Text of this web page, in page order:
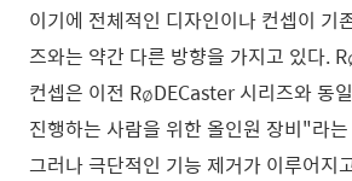
이기에 전체적인 디자인이나 컨셉이 기
즈와는 약간 다른 방향을 가지고 있다.
컨셉은 이전 RøDECaster 시리즈와 동
진행하는 사람을 위한 올인원 장비"라
그러나 극단적인 기능 제거가 이루어지